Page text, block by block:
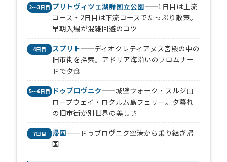
2〜3日目 プリトヴィツェ湖群国立公園——1日目は上流
コース・2日目は下流コースでたっぷり散策。
早朝入場が混雑回避のコツ
4日目 スプリト——ディオクレティアヌス宮殿の中の
旧市街を探索。アドリア海沿いのプロムナー
ドで夕食
5〜6日目 ドゥブロヴニク——城壁ウォーク・スルジ山
ロープウェイ・ロクルム島フェリー。夕暮れ
の旧市街が別世界の美しさ
7日目 帰国——ドゥブロヴニク空港から乗り継ぎ帰
国